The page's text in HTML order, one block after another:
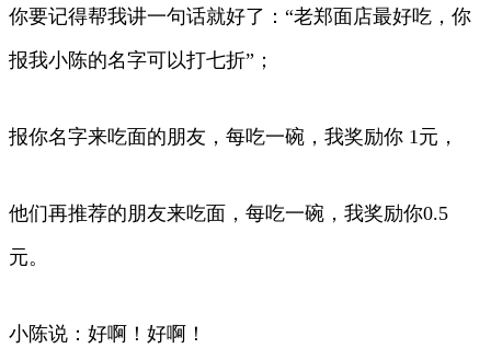
你要记得帮我讲一句话就好了：“老郑面店最好吃，你
报我小陈的名字可以打七折”；
报你名字来吃面的朋友，每吃一碗，我奖励你 1元，
他们再推荐的朋友来吃面，每吃一碗，我奖励你0.5
元。
小陈说：好啊！好啊！